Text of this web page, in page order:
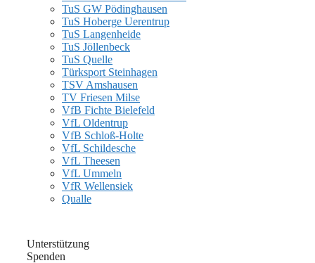
TuS GW Pödinghausen
TuS Hoberge Uerentrup
TuS Langenheide
TuS Jöllenbeck
TuS Quelle
Türksport Steinhagen
TSV Amshausen
TV Friesen Milse
VfB Fichte Bielefeld
VfL Oldentrup
VfB Schloß-Holte
VfL Schildesche
VfL Theesen
VfL Ummeln
VfR Wellensiek
Qualle
Unterstützung
Spenden